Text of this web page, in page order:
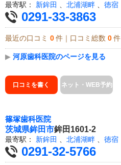
最寄駅： 新鉾田 、 北浦湖畔 、 徳宿
0291-33-3863
最近の口コミ 0 件｜口コミ総数 0 件
▶ 河原歯科医院のページを見る
口コミを書く ネット・WEB予約
篠塚歯科医院
茨城県鉾田市鉾田1601-2
最寄駅： 新鉾田 北浦湖畔 徳宿
0291-32-5766